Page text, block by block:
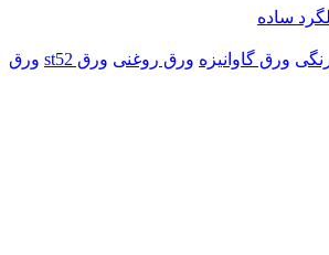
ساده
ورق گاوانیزه ورق روغنی ورق st52
ورق